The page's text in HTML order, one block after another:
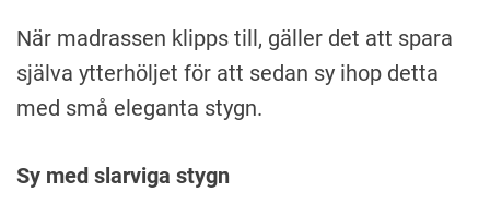
När madrassen klipps till, gäller det att spara
själva ytterhöljet för att sedan sy ihop detta
med små eleganta stygn.
Sy med slarviga stygn